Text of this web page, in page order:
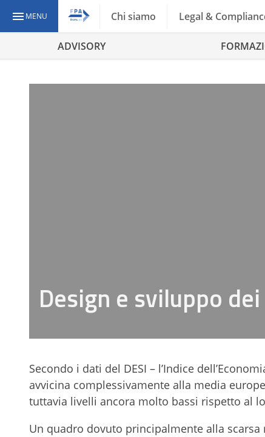
MENU Chi siamo Legal &
ADVISORY
Design e sviluppo
Secondo i dati del DESI – l’Indice
avvicina complessivamente alla media
tuttavia livelli ancora molto bassi rispetto al
Un quadro dovuto principalmente alla